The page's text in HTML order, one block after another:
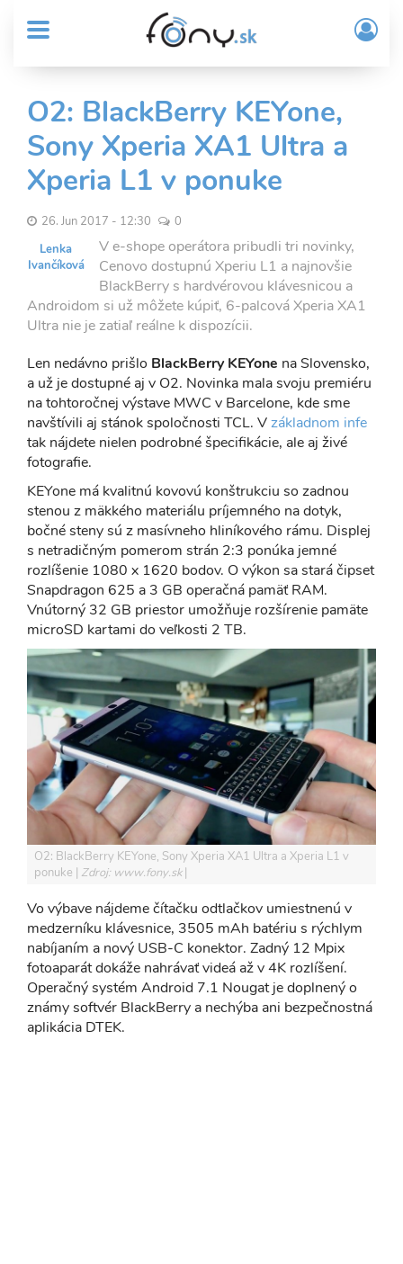
obsah
MENU
Sub
Header
menu
User
account
menu
/
O2: BlackBerry KEYone,
Sony Xperia XA1 Ultra a
Xperia L1 v ponuke
26. Jun 2017 - 12:30
0
Lenka
Ivančíková
V e-shope operátora pribudli tri novinky,
Cenovo dostupnú Xperiu L1 a najnovšie
BlackBerry s hardvérovou klávesnicou a
Androidom si už môžete kúpiť, 6-palcová Xperia XA1
Ultra nie je zatiaľ reálne k dispozícii.
Len nedávno prišlo BlackBerry KEYone na Slovensko,
a už je dostupné aj v O2. Novinka mala svoju premiéru
na tohtoročnej výstave MWC v Barcelone, kde sme
navštívili aj stánok spoločnosti TCL. Vzákladnom infe
tak nájdete nielen podrobné špecifikácie, ale aj živé
fotografie.
KEYone má kvalitnú kovovú konštrukciu so zadnou
stenou z mäkkého materiálu príjemného na dotyk,
bočné steny sú z masívneho hliníkového rámu. Displej
s netradičným pomerom strán 2:3 ponúka jemné
rozlíšenie 1080 x 1620 bodov. O výkon sa stará čipset
Snapdragon 625 a 3 GB operačná pamäť RAM.
Vnútorný 32 GB priestor umožňuje rozšírenie pamäte
microSD kartami do veľkosti 2 TB.
O2: BlackBerry KEYone, Sony Xperia XA1 Ultra a Xperia L1 v
ponuke
Zdroj: www.fony.sk
Vo výbave nájdeme čítačku odtlačkov umiestnenú v
medzerníku klávesnice, 3505 mAh batériu s rýchlym
nabíjaním a nový USB-C konektor. Zadný 12 Mpix
fotoaparát dokáže nahrávať videá až v 4K rozlíšení.
Operačný systém Android 7.1 Nougat je doplnený o
známy softvér BlackBerry a nechýba ani bezpečnostná
aplikácia DTEK.